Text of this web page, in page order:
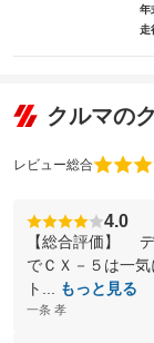
年
走
クルマの
レビュー総合
4.0
【総合評価】
でＣＸ－５は一
ト...
もっと見る
一条 孝